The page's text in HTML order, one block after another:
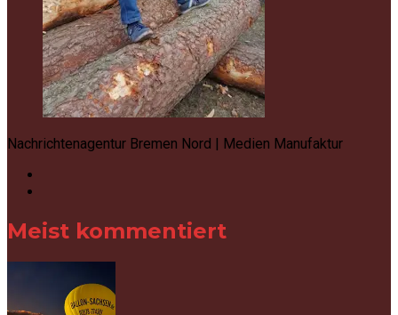
Nachrichtenagentur Bremen Nord | Medien Manufaktur
Meist kommentiert